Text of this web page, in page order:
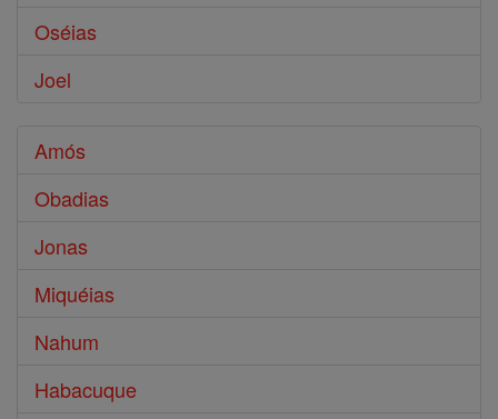
Oséias
Joel
Amós
Obadias
Jonas
Miquéias
Nahum
Habacuque